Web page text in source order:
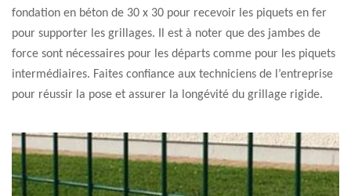
fondation en béton de 30 x 30 pour recevoir les piquets en fer
pour supporter les grillages. Il est à noter que des jambes de
force sont nécessaires pour les départs comme pour les piquets
intermédiaires. Faites confiance aux techniciens de l’entreprise
pour réussir la pose et assurer la longévité du grillage rigide.